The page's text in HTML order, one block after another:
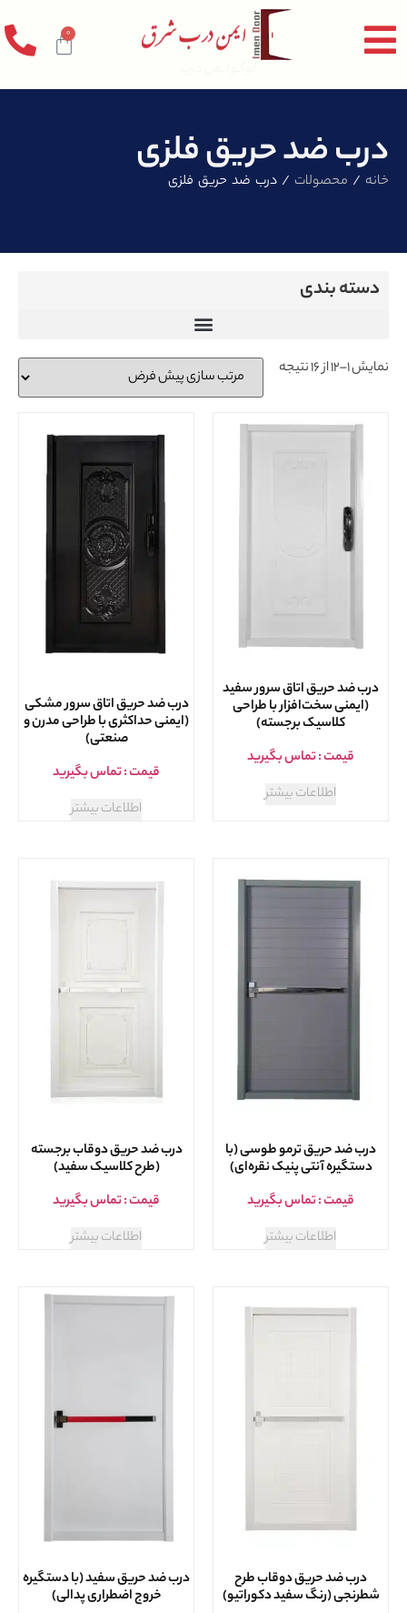
0
درب ضد حریق فلزی
خانه / محصولات / درب ضد حریق فلزی
دسته بندی
نمایش 1–12 از 16 نتیجه
درب ضد حریق اتاق سرور سفید
(ایمنی سخت‌افزار با طراحی
کلاسیک برجسته)
قیمت : تماس بگیرید
اطلاعات بیشتر
درب ضد حریق اتاق سرور مشکی
(ایمنی حداکثری با طراحی مدرن و
صنعتی)
قیمت : تماس بگیرید
اطلاعات بیشتر
درب ضد حریق ترمو طوسی (با
دستگیره آنتی پنیک نقره‌ای)
قیمت : تماس بگیرید
اطلاعات بیشتر
درب ضد حریق دوقاب برجسته
(طرح کلاسیک سفید)
قیمت : تماس بگیرید
اطلاعات بیشتر
درب ضد حریق دوقاب طرح
شطرنجی (رنگ سفید دکوراتیو)
درب ضد حریق سفید (با دستگیره
خروج اضطراری پدالی)